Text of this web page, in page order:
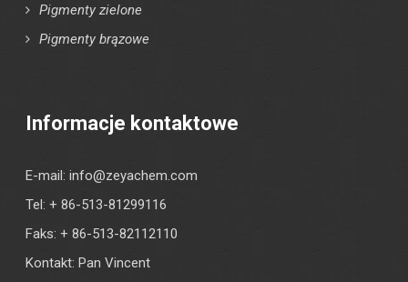
Pigmenty zielone
Pigmenty brązowe
Informacje kontaktowe
E-mail:info@zeyachem.com
Tel: + 86-513-81299116
Faks: + 86-513-82112110
Kontakt: Pan Vincent